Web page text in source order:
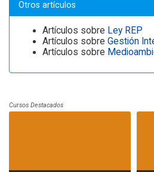
Otros artículos
Artículos sobre Ley REP
Artículos sobre Gestión
Artículos sobre
Cursos Destacados